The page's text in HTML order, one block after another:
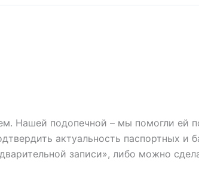
Нашей подопечной – мы помогли ей
актуальность паспортных и
записи», либо можно